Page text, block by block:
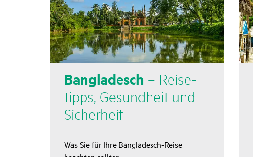
Bangla­desch – Reise­
tipps, Gesund­heit und
Sicher­heit
Was Sie für Ihre Bangladesch-Reise